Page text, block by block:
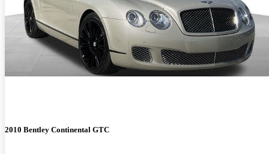
2010 Bentley Continental GTC